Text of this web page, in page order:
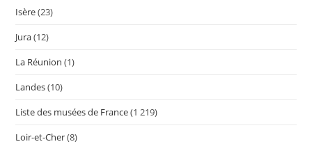
Isère(23)
Jura(12)
La Réunion (1)
Landes(10)
Liste des musées de France(1 219)
Loir-et-Cher(8)